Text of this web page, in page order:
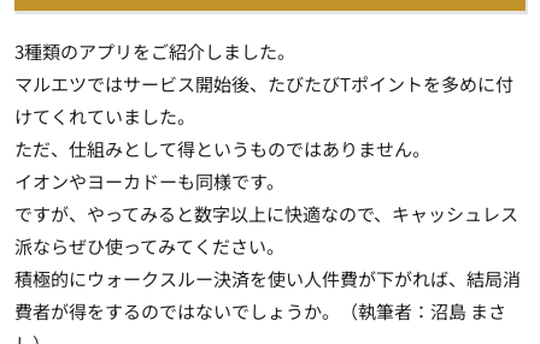
3種類のアプリをご紹介しました。
マルエツではサービス開始後、たびたびTポイントを多めに付
けてくれていました。
ただ、仕組みとして得というものではありません。
イオンやヨーカドーも同様です。
ですが、やってみると数字以上に快適なので、キャッシュレス
派ならぜひ使ってみてください。
積極的にウォークスルー決済を使い人件費が下がれば、結局消
費者が得をするのではないでしょうか。
（執筆者：沼島 まさ